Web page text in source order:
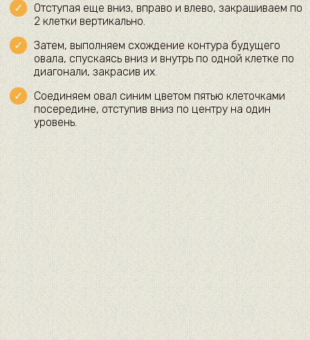
Отступая еще вниз, вправо и влево, закрашиваем по
2 клетки вертикально.
Затем, выполняем схождение контура будущего
овала, спускаясь вниз и внутрь по одной клетке по
диагонали, закрасив их.
Соединяем овал синим цветом пятью клеточками
посередине, отступив вниз по центру на один
уровень.